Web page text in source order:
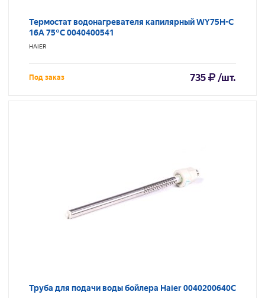
Термостат водонагревателя капилярный WY75H-C
16A 75°C 0040400541
HAIER
Под заказ 735 /шт.
Труба для подачи воды бойлера Haier 0040200640C